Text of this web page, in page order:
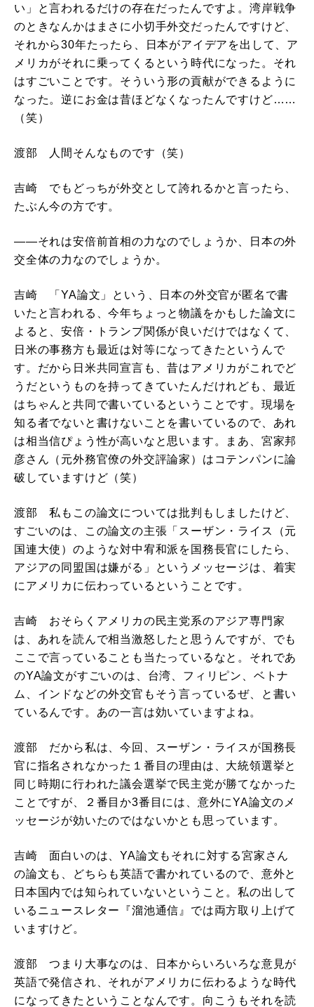
い」と言われるだけの存在だったんですよ。湾岸戦争
のときなんかはまさに小切手外交だったんですけど、
それから30年たったら、日本がアイデアを出して、ア
メリカがそれに乗ってくるという時代になった。それ
はすごいことです。そういう形の貢献ができるように
なった。逆にお金は昔ほどなくなったんですけど……
（笑）
渡部 人間そんなものです（笑）
吉崎 でもどっちが外交として誇れるかと言ったら、
たぶん今の方です。
――それは安倍前首相の力なのでしょうか、日本の外
交全体の力なのでしょうか。
吉崎 「YA論文」という、日本の外交官が匿名で書
いたと言われる、今年ちょっと物議をかもした論文に
よると、安倍・トランプ関係が良いだけではなくて、
日米の事務方も最近は対等になってきたというんで
す。だから日米共同宣言も、昔はアメリカがこれでど
うだというものを持ってきていたんだけれども、最近
はちゃんと共同で書いているということです。現場を
知る者でないと書けないことを書いているので、あれ
は相当信ぴょう性が高いなと思います。まあ、宮家邦
彦さん（元外務官僚の外交評論家）はコテンパンに論
破していますけど（笑）
渡部 私もこの論文については批判もしましたけど、
すごいのは、この論文の主張「スーザン・ライス（元
国連大使）のような対中宥和派を国務長官にしたら、
アジアの同盟国は嫌がる」というメッセージは、着実
にアメリカに伝わっているということです。
吉崎 おそらくアメリカの民主党系のアジア専門家
は、あれを読んで相当激怒したと思うんですが、でも
ここで言っていることも当たっているなと。それであ
のYA論文がすごいのは、台湾、フィリピン、ベトナ
ム、インドなどの外交官もそう言っているぜ、と書い
ているんです。あの一言は効いていますよね。
渡部 だから私は、今回、スーザン・ライスが国務長
官に指名されなかった１番目の理由は、大統領選挙と
同じ時期に行われた議会選挙で民主党が勝てなかった
ことですが、２番目か3番目には、意外にYA論文のメ
ッセージが効いたのではないかとも思っています。
吉崎 面白いのは、YA論文もそれに対する宮家さん
の論文も、どちらも英語で書かれているので、意外と
日本国内では知られていないということ。私の出して
いるニュースレター『溜池通信』では両方取り上げて
いますけど。
渡部 つまり大事なのは、日本からいろいろな意見が
英語で発信され、それがアメリカに伝わるような時代
になってきたということなんです。向こうもそれを読